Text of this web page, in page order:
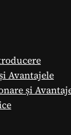
Avantajele
și